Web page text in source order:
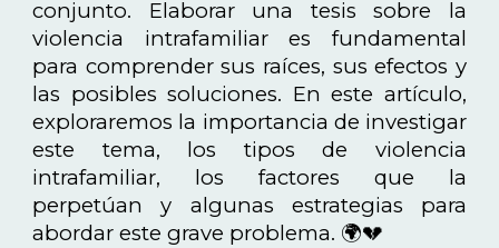
conjunto. Elaborar una tesis sobre la
violencia intrafamiliar es fundamental
para comprender sus raíces, sus efectos y
las posibles soluciones. En este artículo,
exploraremos la importancia de investigar
este tema, los tipos de violencia
intrafamiliar, los factores que la
perpetúan y algunas estrategias para
abordar este grave problema. 🌍💔